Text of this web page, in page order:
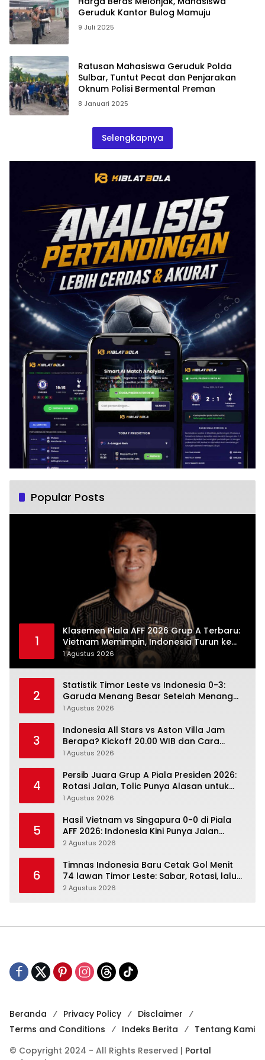
Geruduk Kantor Bulog Mamuju
9 Juli 2025
Ratusan Mahasiswa Geruduk Polda
Sulbar, Tuntut Pecat dan Penjarakan
Oknum Polisi Bermental Preman
8 Januari 2025
Selengkapnya
Popular Posts
1
Klasemen Piala AFF 2026 Grup A Terbaru:
Vietnam Memimpin, Indonesia Turun ke
Posisi Tiga
1 Agustus 2026
2
Statistik Timor Leste vs Indonesia 0-3:
Garuda Menang Besar Setelah Menang
Angka Lebih Dulu
1 Agustus 2026
3
Indonesia All Stars vs Aston Villa Jam
Berapa? Kickoff 20.00 WIB dan Cara
Nonton Resminya
1 Agustus 2026
4
Persib Juara Grup A Piala Presiden 2026:
Rotasi Jalan, Tolic Punya Alasan untuk
Percaya
1 Agustus 2026
5
Hasil Vietnam vs Singapura 0-0 di Piala
AFF 2026: Indonesia Kini Punya Jalan
Terbuka
2 Agustus 2026
6
Timnas Indonesia Baru Cetak Gol Menit
74 lawan Timor Leste: Sabar, Rotasi, lalu
Pecah
2 Agustus 2026
Beranda Privacy Policy
Disclaimer
Terms and Conditions
Indeks Berita
Tentang Kami
© Copyright 2024 - All Rights Reserved | Portal